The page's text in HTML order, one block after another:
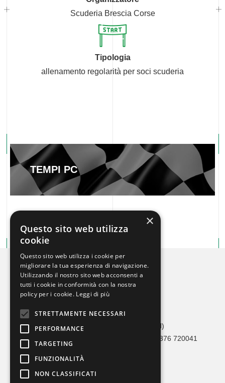
Scuderia Brescia Corse
Tipologia
allenamento regolarità per soci scuderia
TEMPI PC
Crono Car Service
Via Adami, 36 46041 Asola (MN)
Tel 0376 1693273 / 342 1626490 – Fax 0376 720041
Codice Fiscale: 90026560202
MODELLO ORGANIZZATIVO
×
Questo sito web utilizza
cookie
Questo sito web utilizza i cookie per
migliorare la tua esperienza di navigazione.
Utilizzando il nostro sito web acconsenti a
tutti i cookie in conformità con la nostra
policy per i cookie. Leggi di più
STRETTAMENTE NECESSARI
PERFORMANCE
TARGETING
FUNZIONALITÀ
NON CLASSIFICATI